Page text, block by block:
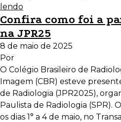
lendo
Confira como foi a
na JPR25
8 de maio de 2025
Por
O Colégio Brasileiro de
Imagem (CBR) esteve
de Radiologia (JPR2025),
Paulista de Radiologia (SPR).
os dias 1° a 4 de maio, no